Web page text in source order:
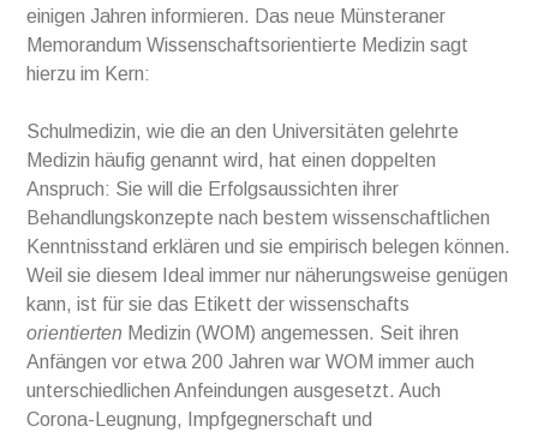
einigen Jahren informieren. Das neue Münsteraner
Memorandum Wissenschaftsorientierte Medizin sagt
hierzu im Kern:
Schulmedizin, wie die an den Universitäten gelehrte
Medizin häufig genannt wird, hat einen doppelten
Anspruch: Sie will die Erfolgsaussichten ihrer
Behandlungskonzepte nach bestem wissenschaftlichen
Kennt­nis­stand erklären und sie empi­risch belegen können.
Weil sie diesem Ideal immer nur näherungsweise genügen
kann, ist für sie das Etikett der wissenschafts­
orientierten Medizin (WOM) ange­messen. Seit ihren
Anfängen vor etwa 200 Jahren war WOM immer auch
unterschied­lichen Anfeindungen ausgesetzt. Auch
Corona-Leugnung, Impfgegnerschaft und